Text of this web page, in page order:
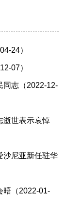
24）
07）
同志（2022-12-
逝世表示哀悼
沙尼亚新任驻华
晤（2022-01-